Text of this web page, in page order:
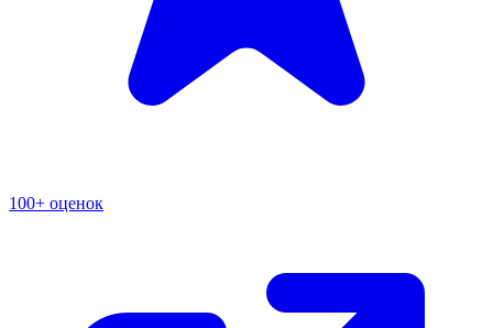
100+ оценок